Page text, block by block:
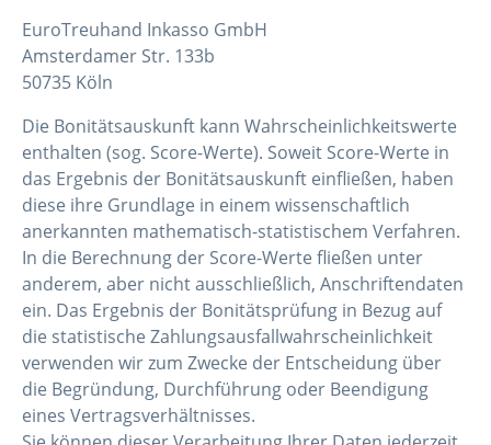
EuroTreuhand Inkasso GmbH
Amsterdamer Str. 133b
50735 Köln
Die Bonitätsauskunft kann Wahrscheinlichkeitswerte
enthalten (sog. Score-Werte). Soweit Score-Werte in
das Ergebnis der Bonitätsauskunft einfließen, haben
diese ihre Grundlage in einem wissenschaftlich
anerkannten mathematisch-statistischem Verfahren.
In die Berechnung der Score-Werte fließen unter
anderem, aber nicht ausschließlich, Anschriftendaten
ein. Das Ergebnis der Bonitätsprüfung in Bezug auf
die statistische Zahlungsausfallwahrscheinlichkeit
verwenden wir zum Zwecke der Entscheidung über
die Begründung, Durchführung oder Beendigung
eines Vertragsverhältnisses.